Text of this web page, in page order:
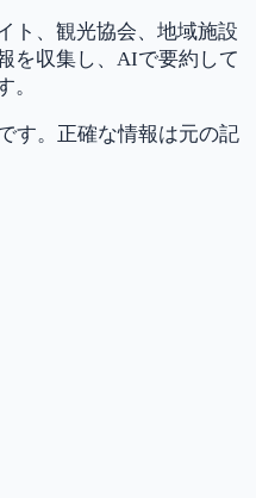
ト、観光協会、地域施設
を収集し、AIで要約して
。
す。正確な情報は元の記